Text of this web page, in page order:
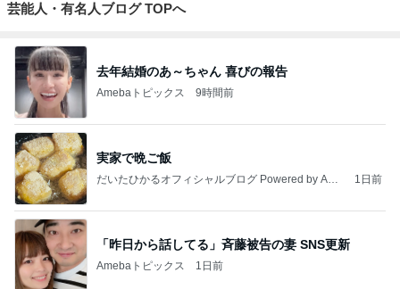
芸能人・有名人ブログ TOPへ
去年結婚のあ～ちゃん 喜びの報告
Amebaトピックス 9時間前
実家で晩ご飯
だいたひかるオフィシャルブログ Powered by Ame
1日前
「昨日から話してる」斉藤被告の妻 SNS更新
Amebaトピックス 1日前